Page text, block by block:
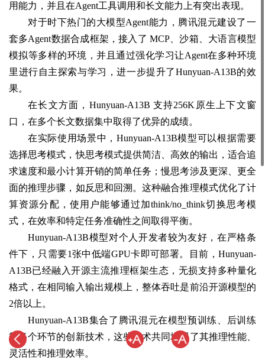
用能力，并且在Agent工具调用和长文能力上有突出表现。
对于时下热门的大模型Agent能力，腾讯混元建设了一
套多Agent数据合成框架，接入了 MCP、沙箱、大语言模型
模拟等多样的环境，并且通过强化学习让Agent在多种环境
里进行自主探索与学习，进一步提升了Hunyuan-A13B的效
果。
在长文方面，Hunyuan-A13B 支持256K原生上下文窗
口，在多个长文数据集中取得了优异的成绩。
在实际使用场景中，Hunyuan-A13B模型可以根据需要
选择思考模式，快思考模式提供简洁、高效的输出，适合追
求速度和最小计算开销的简单任务；慢思考涉及更深、更全
面的推理步骤，如反思和回溯。这种融合推理模式优化了计
算资源分配，使用户能够通过加think/no_think切换思考模
式，在效率和特定任务准确性之间取得平衡。
Hunyuan-A13B模型对个人开发者较为友好，在严格条
件下，只需要1张中低端GPU卡即可部署。目前，Hunyuan-
A13B已经融入开源主流推理框架生态，无损支持多种量化
格式，在相同输入输出规模上，整体吞吐是前沿开源模型的
2倍以上。
Hunyuan-A13B集合了腾讯混元在模型预训练、后训练
等多个环节的创新技术，这些技术共同增强了其推理性能、
灵活性和推理效率。